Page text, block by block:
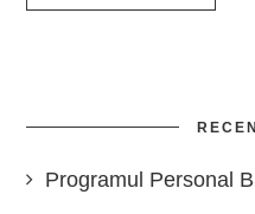
Programul Personal